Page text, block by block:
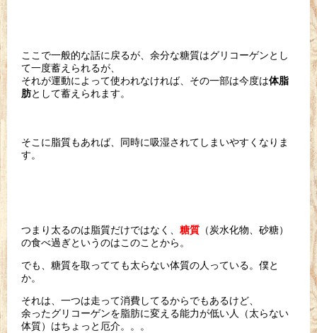
ここで一般的な話に戻るが、余分な糖質はグリコーゲンとし
て一度蓄えられるが、
それが運動によって使われなければ、その一部は今度は体脂
肪として蓄えられます。
そこに脂質もあれば、同時に吸湿されてしまいやすくなりま
す。
つまり太るのは脂質だけではなく、 糖質 （炭水化物、砂糖）
の食べ過ぎというのはこのことから。
でも、糖質を取ってても太らない体質の人っている。僕と
か。
それは、一つは走って消費してるからでもあるけど、
余ったグリコーゲンを脂肪に変える能力が低い人（太らない
体質） はちょっと厄介。。。